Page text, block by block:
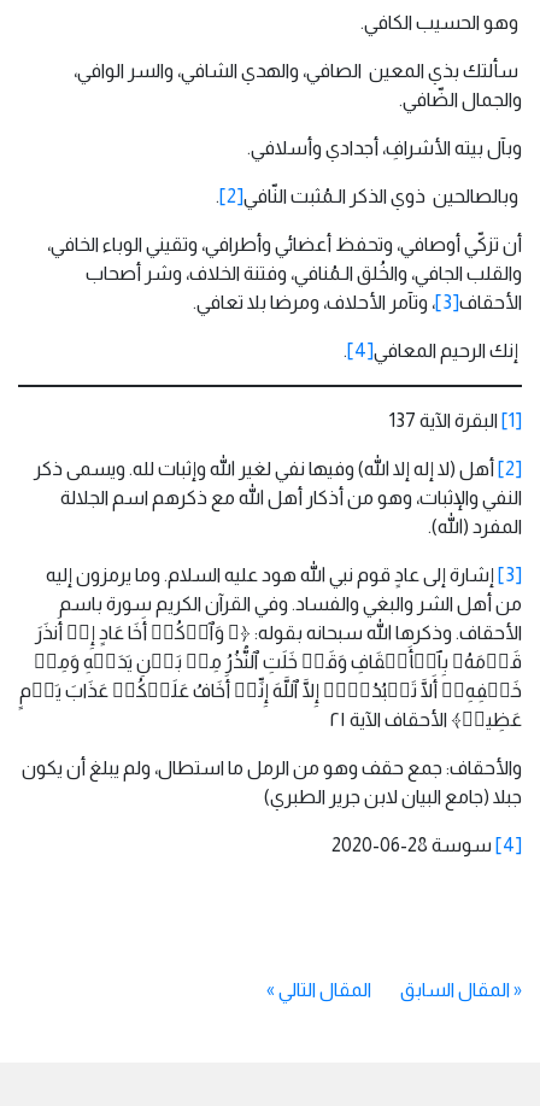
وهو الحسيب الكافي.
سألتك بذي المعين الصافي، والهدي الشافي، والسر الوافي،
والجمال الضّافي.
وبآل بيته الأشرافِ، أجدادي وأسلافي.
وبالصالحين ذوي الذكر الـمُثبت النّافي[2]
.
أن تزكّي أوصافي، وتحفظ أعضائي وأطرافي، وتقيني الوباء الخافي،
والقلب الجافي، والخُلق الـمُنافي، وفتنة الخلاف، وشر أصحاب
الأحقاف[3] ، وتآمر الأحلاف، ومرضا بلا تعافي.
إنك الرحيم المعافي[4]
.
[1] البقرة الآية 137
[2]
أهل (لا إله إلا الله) وفيها نفي لغير الله وإثبات لله. ويسمى ذكر
النفي والإثبات، وهو من أذكار أهل الله مع ذكرهم اسم الجلالة
المفرد (الله).
[3]
إشارة إلى عادٍ قوم نبي الله هود عليه السلام. وما يرمزون إليه
من أهل الشر والبغي والفساد. وفي القرآن الكريم سورة باسم
الأحقاف. وذكرها الله سبحانه بقوله: ﴿۞ وَٱذۡكُرۡ أَخَا عَادٍ إِذۡ أَنذَرَ
قَوۡمَهُۥ بِٱلۡأَحۡقَافِ وَقَدۡ خَلَتِ ٱلنُّذُرُ مِنۢ بَیۡنِ یَدَیۡهِ وَمِنۡ
خَلۡفِهِۦۤ أَلَّا تَعۡبُدُوۤا۟ إِلَّا ٱللَّهَ إِنِّیۤ أَخَافُ عَلَیۡكُمۡ عَذَابَ یَوۡمٍ
عَظِیمࣲ﴾ الأحقاف الآية ٢١
والأحقاف: جمع حقف وهو من الرمل ما استطال، ولم يبلغ أن يكون
جبلا (جامع البيان لابن جرير الطبري)
[4] سوسة 28-06-2020
«المقال السابق المقال التالي »